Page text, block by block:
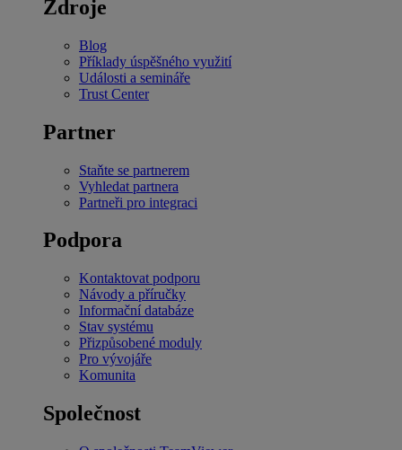
Zdroje
Blog
Příklady úspěšného využití
Události a semináře
Trust Center
Partner
Staňte se partnerem
Vyhledat partnera
Partneři pro integraci
Podpora
Kontaktovat podporu
Návody a příručky
Informační databáze
Stav systému
Přizpůsobené moduly
Pro vývojáře
Komunita
Společnost